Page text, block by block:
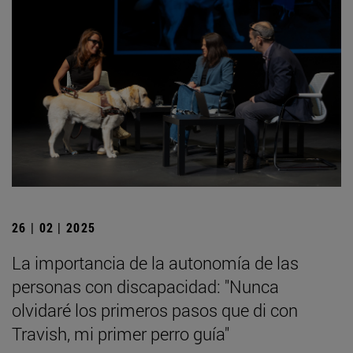
26 | 02 | 2025
La importancia de la autonomía de las
personas con discapacidad: "Nunca
olvidaré los primeros pasos que di con
Travish, mi primer perro guía"